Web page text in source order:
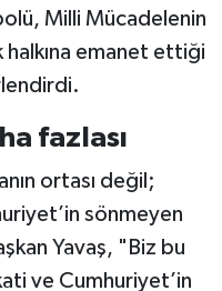
Milli Mücadelenin
halkına emanet ettiği
fazlası
ortası değil;
sönmeyen
Yavaş, "Biz bu
ve Cumhuriyet’in